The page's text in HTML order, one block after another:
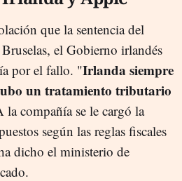
que la sentencia del
el Gobierno irlandés
por el fallo. "Irlanda siempre
un tratamiento tributario
la compañía se le cargó la
según las reglas fiscales
dicho el ministerio de